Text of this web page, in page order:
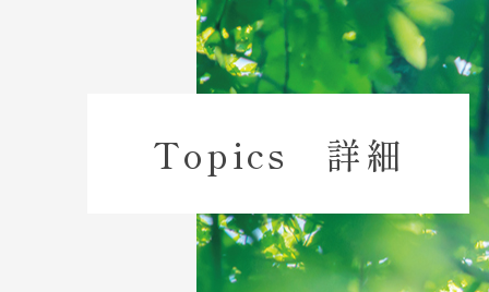
北杜学園 総合サイト
北杜学園 総合案内
北杜学園 事業・財務
北杜学園 諸規程
北杜学園 役員等名簿
Topics
Topics 詳細